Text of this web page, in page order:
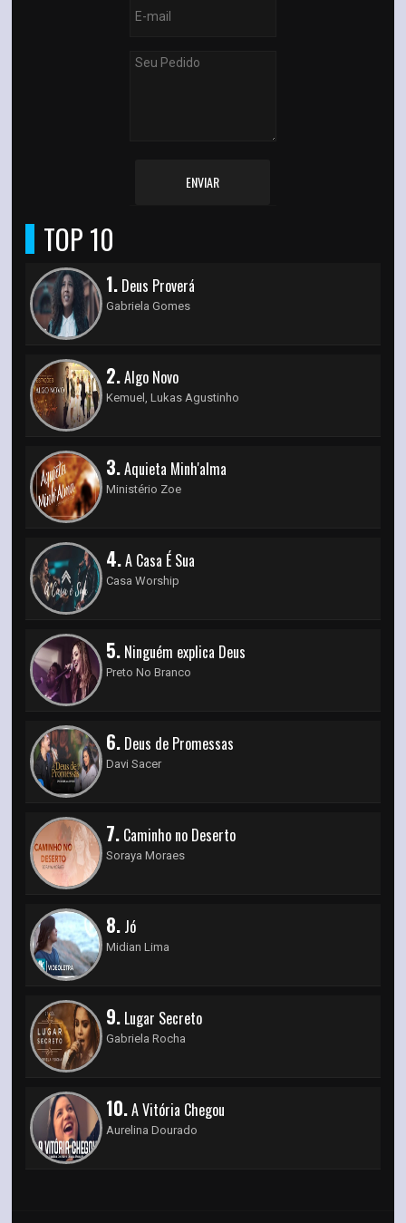
ENVIAR
TOP 10
1. Deus Proverá
Gabriela Gomes
2.Algo Novo
Kemuel, Lukas Agustinho
3.Aquieta Minh'alma
Ministério Zoe
4.A Casa É Sua
Casa Worship
5. Ninguém explica Deus
Preto No Branco
6. Deus de Promessas
Davi Sacer
7. Caminho no Deserto
Soraya Moraes
8. Jó
Midian Lima
9. Lugar Secreto
Gabriela Rocha
10.A Vitória Chegou
Aurelina Dourado